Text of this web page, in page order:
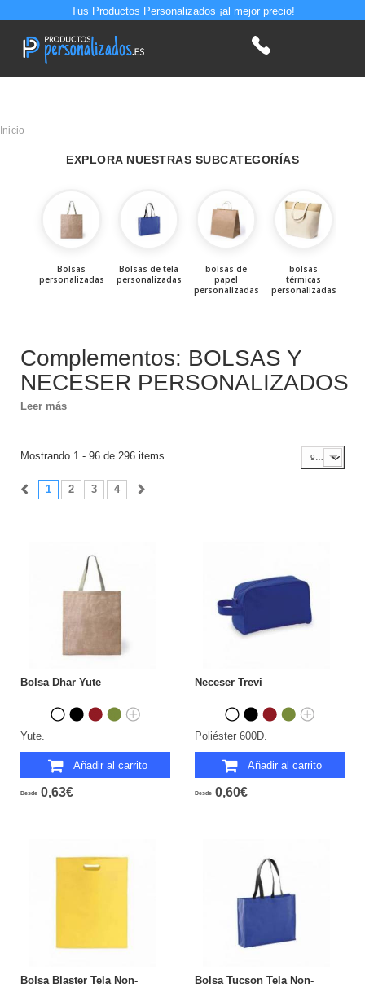
Tus Productos Personalizados ¡al mejor precio!
Inicio
EXPLORA NUESTRAS SUBCATEGORÍAS
Bolsas
personalizadas
Bolsas de tela
personalizadas
bolsas de
papel
personalizadas
bolsas
térmicas
personalizadas
Complementos: BOLSAS Y
NECESER PERSONALIZADOS
Leer más
Mostrando 1 - 96 de 296 items
1 2 3 4
Bolsa Dhar Yute
Yute.
Añadir al carrito
Desde 0,63€
Neceser Trevi
Poliéster 600D.
Añadir al carrito
Desde 0,60€
Bolsa Blaster Tela Non-
Bolsa Tucson Tela Non-